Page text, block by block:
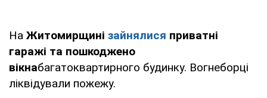
На Житомирщині зайнялися приватні
гаражі та пошкоджено
вікнабагатоквартирного будинку. Вогнеборці
ліквідували пожежу.